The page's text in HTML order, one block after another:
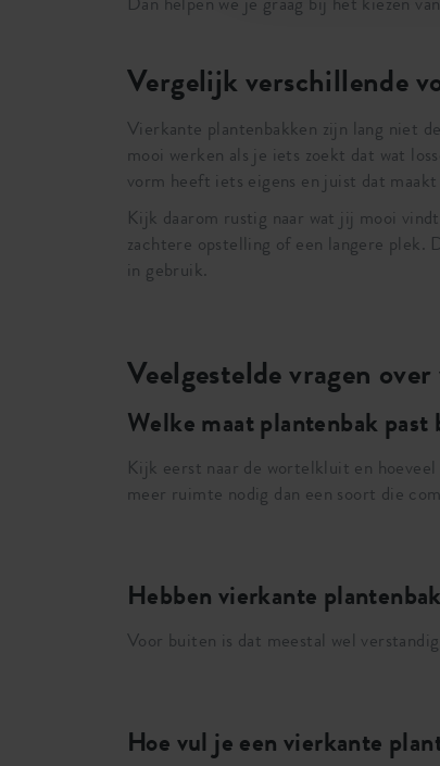
Vergelijk verschillende
Vierkante plantenbakken zijn lang niet
mooi werken als je iets zoekt dat wat
vorm heeft iets eigens en juist dat
Kijk daarom rustig naar wat jij mooi
zachtere opstelling of een langere plek.
in gebruik.
Veelgestelde vragen
Welke maat plantenbak
Kijk eerst naar de wortelkluit en
meer ruimte nodig dan een soort die
Hebben vierkante
Voor buiten is dat meestal wel
Hoe vul je een vierkante